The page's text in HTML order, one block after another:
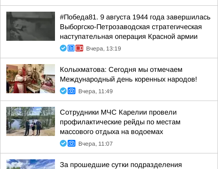
#Победа81. 9 августа 1944 года завершилась
Выборгско-Петрозаводская стратегическая
наступательная операция Красной армии
Вчера, 13:19
Колыхматова: Сегодня мы отмечаем
Международный день коренных народов!
Вчера, 11:49
Сотрудники МЧС Карелии провели
профилактические рейды по местам
массового отдыха на водоемах
Вчера, 11:07
За прошедшие сутки подразделения